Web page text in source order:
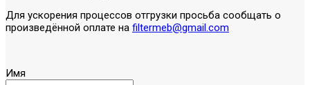
Для ускорения процессов отгрузки просьба сообщать о
произведённой оплате на filtermeb@gmail.com
Имя